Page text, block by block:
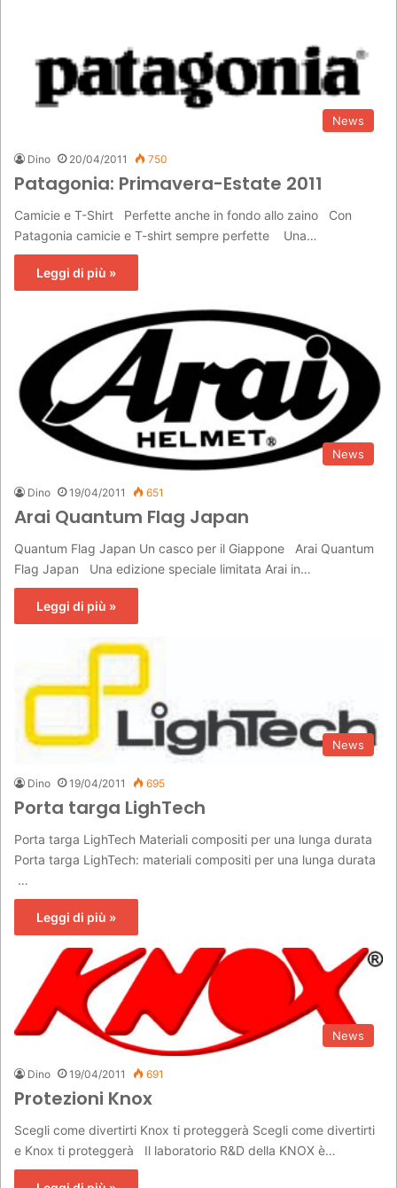
News
Dino 20/04/2011 750
Patagonia: Primavera-Estate 2011
Camicie e T-Shirt Perfette anche in fondo allo zaino Con
Patagonia camicie e T-shirt sempre perfette Una…
Leggi di più »
News
Dino 19/04/2011 651
Arai Quantum Flag Japan
Quantum Flag Japan Un casco per il Giappone Arai Quantum
Flag Japan Una edizione speciale limitata Arai in…
Leggi di più »
News
Dino 19/04/2011 695
Porta targa LighTech
Porta targa LighTech Materiali compositi per una lunga durata
Porta targa LighTech: materiali compositi per una lunga durata
…
Leggi di più »
News
Dino 19/04/2011 691
Protezioni Knox
Scegli come divertirti Knox ti proteggerà Scegli come divertirti
e Knox ti proteggerà Il laboratorio R&D della KNOX è…